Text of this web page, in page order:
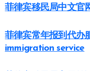
菲律宾移民局中文官
菲律宾常年报到代
immigration service